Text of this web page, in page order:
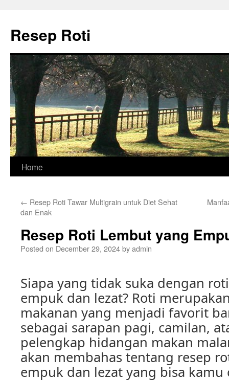
content
Resep Roti
Home
← Resep Roti Tawar Multigrain untuk Diet Sehat
dan Enak
Resep Roti Lembut yang
Posted on December 29, 2024byadmin
Siapa yang tidak suka dengan
empuk dan lezat? Roti
makanan yang menjadi favorit
sebagai sarapan pagi, camilan,
pelengkap hidangan makan
akan membahas tentang resep
empuk dan lezat yang bisa